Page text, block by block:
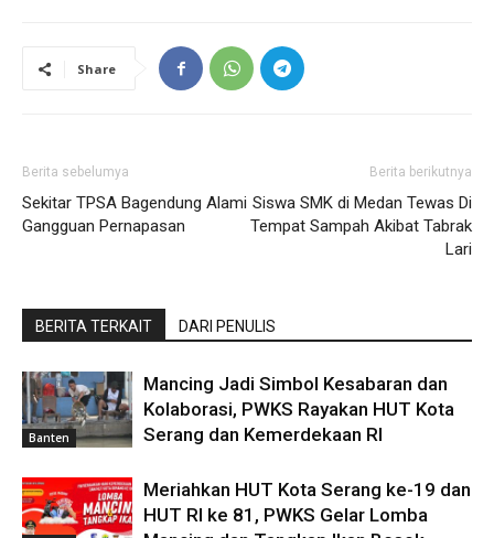
Share
Berita sebelumya
Sekitar TPSA Bagendung Alami
Gangguan Pernapasan
Berita berikutnya
Siswa SMK di Medan Tewas Di
Tempat Sampah Akibat Tabrak
Lari
BERITA TERKAIT DARI PENULIS
Banten
Mancing Jadi Simbol Kesabaran dan
Kolaborasi, PWKS Rayakan HUT Kota
Serang dan Kemerdekaan RI
Meriahkan HUT Kota Serang ke-19 dan
HUT RI ke 81, PWKS Gelar Lomba